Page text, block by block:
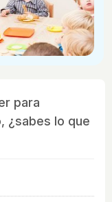
para
¿sabes lo que